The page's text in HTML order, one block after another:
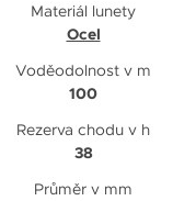
Materiál lunety
Ocel
Voděodolnost v m
100
Rezerva chodu v h
38
Průměr v mm